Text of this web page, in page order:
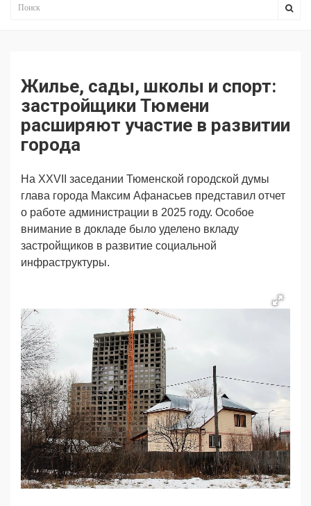
Новостройки
Поздравляем
Ещё
Жилье, сады, школы и спорт:
застройщики Тюмени
расширяют участие в развитии
города
На XXVII заседании Тюменской городской думы
глава города Максим Афанасьев представил отчет
о работе администрации в 2025 году. Особое
внимание в докладе было уделено вкладу
застройщиков в развитие социальной
инфраструктуры.